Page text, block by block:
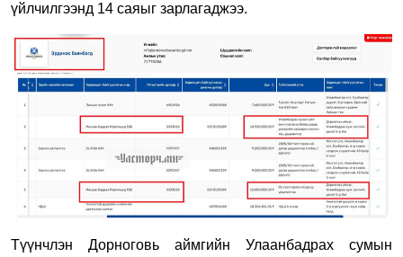
үйлчилгээнд 14 саяыг зарлагаджээ.
Түүнчлэн Дорноговь аймгийн Улаанбадрах сумын